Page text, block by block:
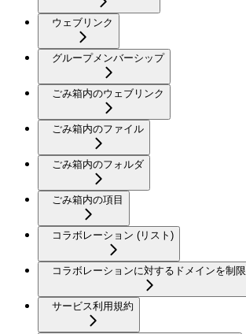
ウェブリンク
グループメンバーシップ
ごみ箱内のウェブリンク
ごみ箱内のファイル
ごみ箱内のフォルダ
ごみ箱内の項目
コラボレーション (リスト)
コラボレーションに対するドメインを制限
サービス利用規約